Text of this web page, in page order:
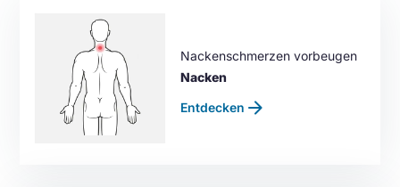
Nackenschmerzen vorbeugen
Nacken
Entdecken arrow_forward